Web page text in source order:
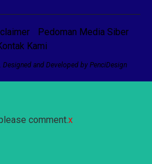
Pedoman Media Siber
Kami
Designed and Developed by PenciDesign
comment.x